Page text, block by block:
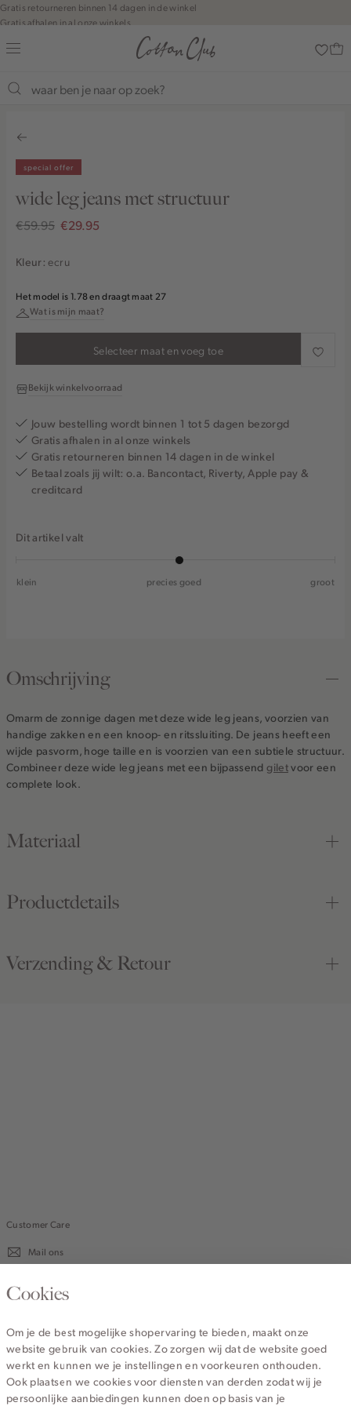
Navigeer
direct naar
de
hoofdinhoud
zoekbalk
naar de
Gratis retourneren binnen 14 dagen in de winkel
Gratis afhalen in al onze winkels
Jouw bestelling wordt binnen 1 tot 5 dagen bezorgd
Betaal zoals jij wilt: o.a. Bancontact, Riverty, Apple pay & creditcard
special offer
wide leg jeans met structuur
€59.95 €29.95
Kleur:ecru
Het model is 1.78 en draagt maat 27
Wat is mijn maat?
Selecteer maat en voeg toe
Bekijk winkelvoorraad
Jouw bestelling wordt binnen 1 tot 5 dagen bezorgd
Gratis afhalen in al onze winkels
Gratis retourneren binnen 14 dagen in de winkel
Betaal zoals jij wilt: o.a. Bancontact, Riverty, Apple pay &
creditcard
Dit artikel valt
klein precies goed groot
Omschrijving
Omarm de zonnige dagen met deze wide leg jeans, voorzien van
handige zakken en een knoop- en ritssluiting. De jeans heeft een
wijde pasvorm, hoge taille en is voorzien van een subtiele structuur.
Combineer deze wide leg jeans met een bijpassendgiletvoor een
complete look.
Materiaal
Productdetails
Verzending & Retour
Customer Care
Mail ons
020 - 3412 670
Service
Cookies
Om je de best mogelijke shopervaring te bieden, maakt onze
website gebruik van cookies. Zo zorgen wij dat de website goed
werkt en kunnen we je instellingen en voorkeuren onthouden.
Ook plaatsen we cookies voor diensten van derden zodat wij je
persoonlijke aanbiedingen kunnen doen op basis van je